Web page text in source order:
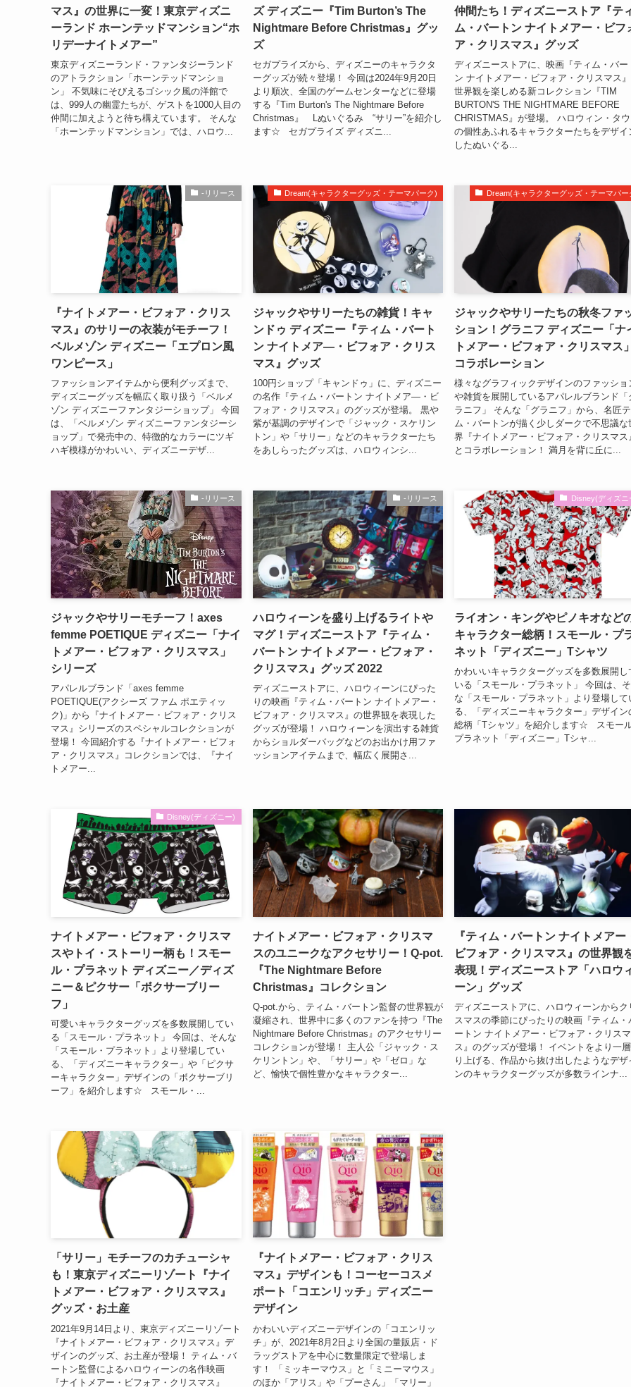
マス』の世界に一変！東京ディズニ
ーランド ホーンテッドマンション“ホ
リデーナイトメアー”
東京ディズニーランド・ファンタジーランド
のアトラクション「ホーンテッドマンショ
ン」 不気味にそびえるゴシック風の洋館で
は、999人の幽霊たちが、ゲストを1000人目の
仲間に加えようと待ち構えています。 そんな
「ホーンテッドマンション」では、ハロウ...
ズ ディズニー『Tim Burton’s The
Nightmare Before Christmas』グッ
ズ
セガプライズから、ディズニーのキャラクタ
ーグッズが続々登場！ 今回は2024年9月20日
より順次、全国のゲームセンターなどに登場
する『Tim Burton's The Nightmare Before
Christmas』 Lぬいぐるみ “サリー”を紹介し
ます☆ セガプライズ ディズニ...
仲間たち！ディズニーストア『テ
ム・バートン ナイトメアー・ビフ
ア・クリスマス』グッズ
ディズニーストアに、映画『ティム・バー
ン ナイトメアー・ビフォア・クリスマス
世界観を楽しめる新コレクション『TIM
BURTON'S THE NIGHTMARE BEFORE
CHRISTMAS』が登場。 ハロウィン・タ
の個性あふれるキャラクターたちをデザイ
したぬいぐる...
-リリース
『ナイトメアー・ビフォア・クリス
マス』のサリーの衣装がモチーフ！
ベルメゾン ディズニー「エプロン風
ワンピース」
ファッションアイテムから便利グッズまで、
ディズニーグッズを幅広く取り扱う「ベルメ
ゾン ディズニーファンタジーショップ」 今回
は、「ベルメゾン ディズニーファンタジーシ
ョップ」で発売中の、特徴的なカラーにツギ
ハギ模様がかわいい、ディズニーデザ...
Dream(キャラクターグッズ・テーマパーク)
ジャックやサリーたちの雑貨！キャ
ンドゥ ディズニー『ティム・バート
ン ナイトメア―・ビフォア・クリス
マス』グッズ
100円ショップ「キャンドゥ」に、ディズニー
の名作『ティム・バートン ナイトメア―・ビ
フォア・クリスマス』のグッズが登場。 黒や
紫が基調のデザインで「ジャック・スケリン
トン」や「サリー」などのキャラクターたち
をあしらったグッズは、ハロウィンシ...
Dream(キャラクターグッズ・テーマパー
ジャックやサリーたちの秋冬ファ
ション！グラニフ ディズニー「ナ
トメアー・ビフォア・クリスマス」
コラボレーション
様々なグラフィックデザインのファッショ
や雑貨を展開しているアパレルブランド「
ラニフ」 そんな「グラニフ」から、名匠
ム・バートンが描く少しダークで不思議な
界『ナイトメアー・ビフォア・クリスマス
とコラボレーション！ 満月を背に丘に...
-リリース
ジャックやサリーモチーフ！axes
femme POETIQUE ディズニー「ナイ
トメアー・ビフォア・クリスマス」
シリーズ
アパレルブランド「axes femme
POETIQUE(アクシーズ ファム ポエティッ
ク)」から『ナイトメアー・ビフォア・クリス
マス』シリーズのスペシャルコレクションが
登場！ 今回紹介する『ナイトメアー・ビフォ
ア・クリスマス』コレクションでは、『ナイ
トメアー...
-リリース
ハロウィーンを盛り上げるライトや
マグ！ディズニーストア『ティム・
バートン ナイトメアー・ビフォア・
クリスマス』グッズ 2022
ディズニーストアに、ハロウィーンにぴった
りの映画『ティム・バートン ナイトメアー・
ビフォア・クリスマス』の世界観を表現した
グッズが登場！ ハロウィーンを演出する雑貨
からショルダーバッグなどのお出かけ用ファ
ッションアイテムまで、幅広く展開さ...
Disney(ディズニ
ライオン・キングやピノキオなど
キャラクター総柄！スモール・プ
ネット「ディズニー」Tシャツ
かわいいキャラクターグッズを多数展開し
いる「スモール・プラネット」 今回は、
な「スモール・プラネット」より登場して
る、「ディズニーキャラクター」デザイン
総柄「Tシャツ」を紹介します☆ スモール
プラネット「ディズニー」Tシャ...
Disney(ディズニー)
ナイトメアー・ビフォア・クリスマ
スやトイ・ストーリー柄も！スモー
ル・プラネット ディズニー／ディズ
ニー＆ピクサー「ボクサーブリー
フ」
可愛いキャラクターグッズを多数展開してい
る「スモール・プラネット」 今回は、そんな
「スモール・プラネット」より登場してい
る、「ディズニーキャラクター」や「ピクサ
ーキャラクター」デザインの「ボクサーブリ
ーフ」を紹介します☆ スモール・...
ナイトメアー・ビフォア・クリスマ
スのユニークなアクセサリー！Q-pot.
『The Nightmare Before
Christmas』コレクション
Q-pot.から、ティム・バートン監督の世界観が
凝縮され、世界中に多くのファンを持つ『The
Nightmare Before Christmas』のアクセサリー
コレクションが登場！ 主人公「ジャック・ス
ケリントン」や、「サリー」や「ゼロ」な
ど、愉快で個性豊かなキャラクター...
『ティム・バートン ナイトメアー
ビフォア・クリスマス』の世界観
表現！ディズニーストア「ハロウ
ーン」グッズ
ディズニーストアに、ハロウィーンからク
スマスの季節にぴったりの映画『ティム・
ートン ナイトメアー・ビフォア・クリスマ
ス』のグッズが登場！ イベントをより一
り上げる、作品から抜け出したようなデザ
ンのキャラクターグッズが多数ラインナ...
「サリー」モチーフのカチューシャ
も！東京ディズニーリゾート『ナイ
トメアー・ビフォア・クリスマス』
グッズ・お土産
2021年9月14日より、東京ディズニーリゾート
『ナイトメアー・ビフォア・クリスマス』デ
ザインのグッズ、お土産が登場！ ティム・バ
ートン監督によるハロウィーンの名作映画
『ナイトメアー・ビフォア・クリスマス』
『ナイトメアー・ビフォア・クリス
マス』デザインも！コーセーコスメ
ポート「コエンリッチ」ディズニー
デザイン
かわいいディズニーデザインの「コエンリッ
チ」が、2021年8月2日より全国の量販店・ド
ラッグストアを中心に数量限定で登場しま
す！ 「ミッキーマウス」と「ミニーマウス」
のほか「アリス」や「プーさん」「マリー」